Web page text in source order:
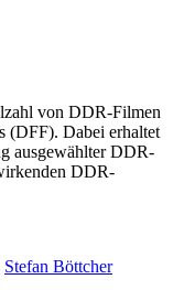
von DDR-Filmen
(DFF). Dabei erhaltet
ausgewählter DDR-
DDR-
Stefan Böttcher